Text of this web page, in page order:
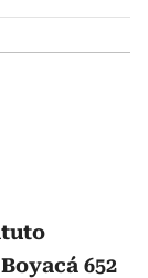
652